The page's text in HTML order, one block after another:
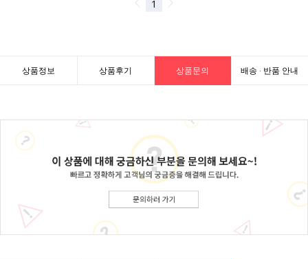
상품정보 상품후기 상품문의 배송 · 반품 안내